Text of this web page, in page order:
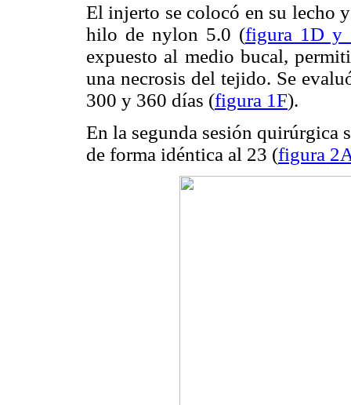
El injerto se colocó en su lecho
hilo de nylon 5.0 (figura 1D y
expuesto al medio bucal,
una necrosis del tejido. Se
300 y 360 días (figura 1F).
En la segunda sesión quirúrgica
de forma idéntica al 23 (figura